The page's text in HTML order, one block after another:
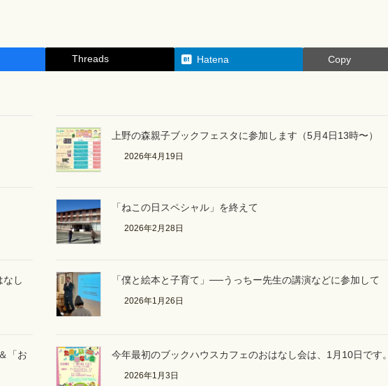
Threads Hatena Copy
上野の森親子ブックフェスタに参加します（5月4日13時〜）
2026年4月19日
「ねこの日スペシャル」を終えて
2026年2月28日
し
「僕と絵本と子育て」──うっちー先生の講演などに参加して
2026年1月26日
「お
今年最初のブックハウスカフェのおはなし会は、1月10日です。
2026年1月3日